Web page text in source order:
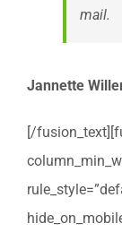
mail.
Jannette
[/